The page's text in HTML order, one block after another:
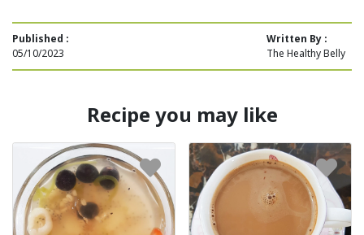
Published :
05/10/2023
Written By :
The Healthy Belly
Recipe you may like